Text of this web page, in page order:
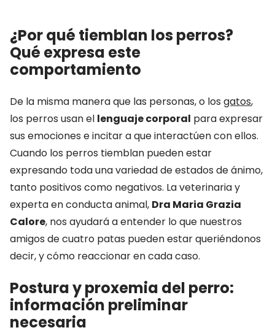
¿Por qué tiemblan los perros?
Qué expresa este
comportamiento
De la misma manera que las personas, o los gatos,
los perros usan el lenguaje corporal para expresar
sus emociones e incitar a que interactúen con ellos.
Cuando los perros tiemblan pueden estar
expresando toda una variedad de estados de ánimo,
tanto positivos como negativos. La veterinaria y
experta en conducta animal, Dra Maria Grazia
Calore, nos ayudará a entender lo que nuestros
amigos de cuatro patas pueden estar queriéndonos
decir, y cómo reaccionar en cada caso.
Postura y proxemia del perro:
información preliminar
necesaria